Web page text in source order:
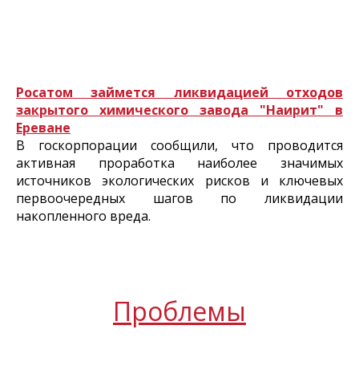
Росатом займется ликвидацией отходов
закрытого химического завода "Наирит" в
Ереване
В госкорпорации сообщили, что проводится
активная проработка наиболее значимых
источников экологических рисков и ключевых
первоочередных шагов по ликвидации
накопленного вреда.
Проблемы